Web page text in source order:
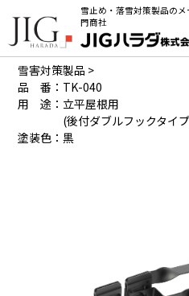
雪止め・落雪対策製品の
門商社
製品詳細
雪害対策製品 >
品 番：TK-040
用 途：立平屋根用
(後付ダブルフックタイ
塗装色：黒